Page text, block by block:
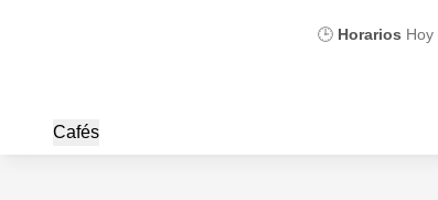
🕒 Horarios Hoy
Cafés